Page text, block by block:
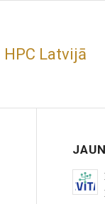
HPC Latvijā